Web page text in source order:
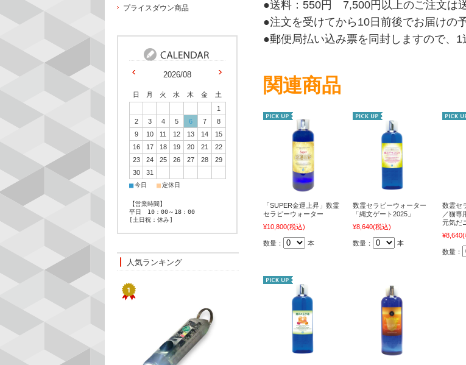
●送料：550円 7,500円以上のご注文は
●注文を受けてから10日前後でお届けの
●郵便局払い込み票を同封しますので、
関連商品
「SUPER金運上昇」数霊
セラピーウォーター
¥10,800(税込)
数量： 本
数霊セラピーウォーター
「縄文ゲート2025」
¥8,640(税込)
数量： 本
数霊セ
／猫専
元気だ
¥8,640(
数量：
プライスダウン商品
2026/08
日 月 火 水 木 金
土
1
2
3 4 5 6 7
8
9
10 11 12 13 14
15
16
17 18 19 20 21
22
23
24 25 26 27 28
29
30
31
■今日 ■定休日
【営業時間】
平日 10：00～18：00
[土日祝：休み]
人気ランキング